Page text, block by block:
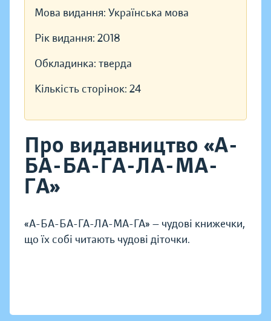
Мова видання: Українська мова
Рік видання: 2018
Обкладинка: тверда
Кількість сторінок: 24
Про видавництво «А-
БА-БА-ГА-ЛА-МА-
ГА»
«А-БА-БА-ГА-ЛА-МА-ГА» — чудові книжечки,
що їх собі читають чудові діточки.